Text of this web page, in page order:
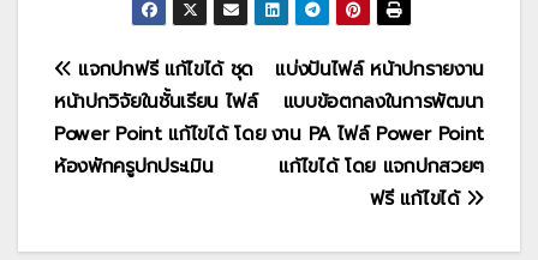
แนะแนว
เรื่อง
แบ่งปันไฟล์ หน้าปกรายงาน
แบบข้อตกลงในการพัฒนา
งาน PA ไฟล์ Power Point
แก้ไขได้ โดย แจกปกสวยๆ
ฟรี แก้ไขได้
แจกปกฟรี แก้ไขได้ ชุด
หน้าปกวิจัยในชั้นเรียน ไฟล์
Power Point แก้ไขได้ โดย
ห้องพักครูปกประเมิน